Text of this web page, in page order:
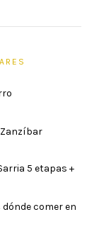
Zanzíbar
5 etapas +
comer en